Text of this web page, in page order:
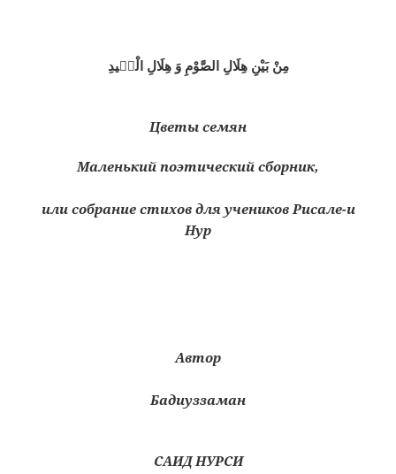
مِنْ بَيْنِ هِلَالِ الصَّوْمِ وَ هِلَالِ الْعٖيدِ
Цветы семян
Маленький поэтический сборник,
или собрание стихов для учеников Рисале-и
Нур
Автор
Бадиуззаман
САИД НУРСИ